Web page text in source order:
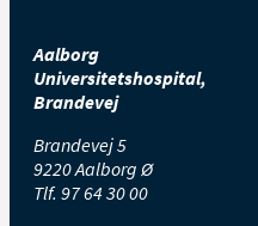
Aalborg
Universitetshospital,
Brandevej
Brandevej 5
9220 Aalborg Ø
Tlf. 97 64 30 00